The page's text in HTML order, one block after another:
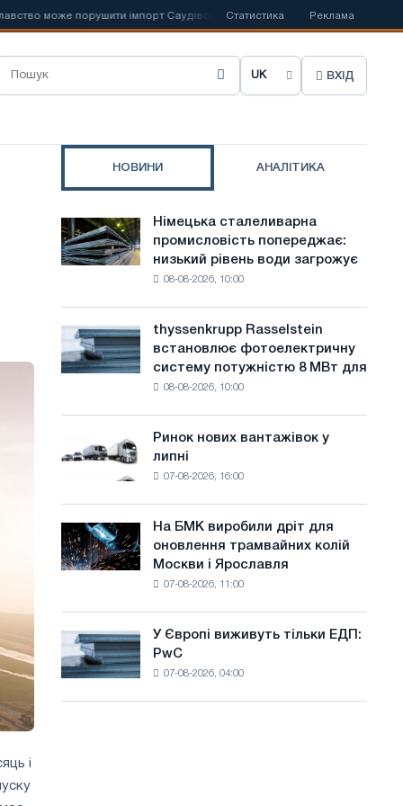
може порушити імпорт Саудівської сталі 📰Іспанська Acerinox
Статистика Реклама
О
р
и
м
в
у
с
а
й
т
у
ВХІД
і
НОВИНИ АНАЛІТИКА
Німецька
сталеливарна
промисловість
води
загрожує
Німецька сталеливарна
промисловість попереджає:
низький рівень води загрожує
08-08-2026, 10:00
thyssenkrupp
Rasselstein
встановлює
фотоелектричну
досягнення
цілей
декарбонізації
thyssenkrupp Rasselstein
встановлює фотоелектричну
систему потужністю 8 МВт для
08-08-2026, 10:00
Ринок
нових
вантажівок
Ринок нових вантажівок у
липні
07-08-2026, 16:00
На
БМК
виробили
трамвайних
колій
і
На БМК виробили дріт для
оновлення трамвайних колій
Москви і Ярославля
07-08-2026, 11:00
Європі
виживуть
У Європі виживуть тільки ЕДП:
PwC
07-08-2026, 04:00